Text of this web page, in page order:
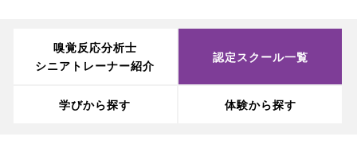
嗅覚反応分析士
シニアトレーナー紹介
認定スクール一覧
学びから探す 体験から探す